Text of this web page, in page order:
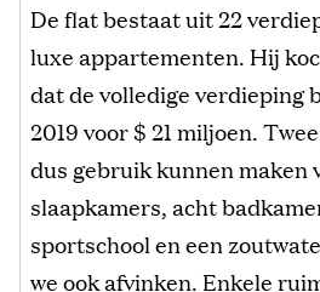
De flat bestaat uit 22
luxe appartementen. Hij
dat de volledige verdieping
2019 voor $ 21 miljoen.
dus gebruik kunnen maken
slaapkamers, acht
sportschool en een
we ook afvinken. Enkele